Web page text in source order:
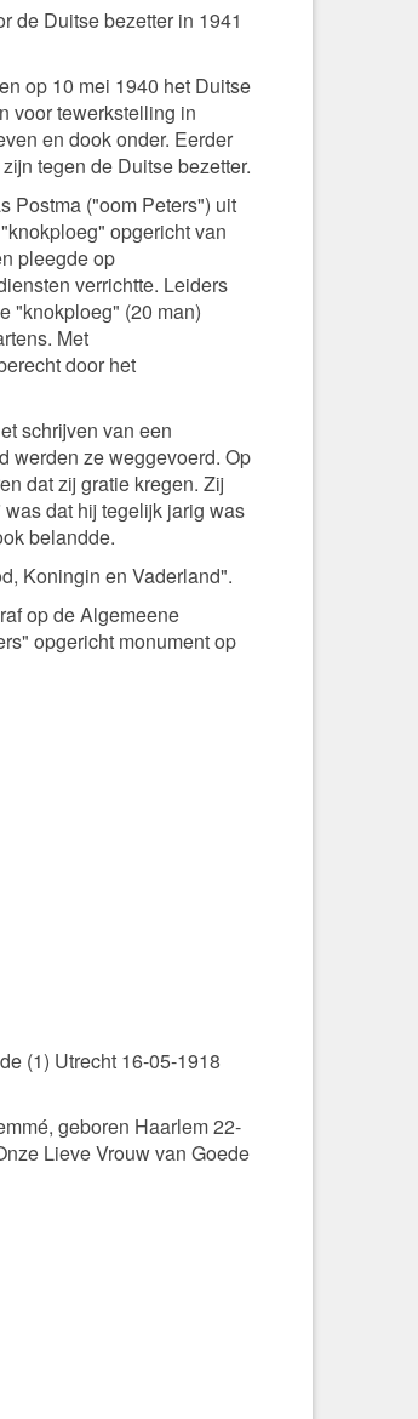
de Duitse bezetter in 1941
op 10 mei 1940 het Duitse
voor tewerkstelling in
en dook onder. Eerder
tegen de Duitse bezetter.
Postma ("oom Peters") uit
opgericht van
pleegde op
verrichtte. Leiders
"knokploeg" (20 man)
Met
door het
schrijven van een
werden ze weggevoerd. Op
dat zij gratie kregen. Zij
dat hij tegelijk jarig was
belandde.
Koningin en Vaderland".
op de Algemeene
opgericht monument op
(1) Utrecht 16-05-1918
geboren Haarlem 22-
Lieve Vrouw van Goede